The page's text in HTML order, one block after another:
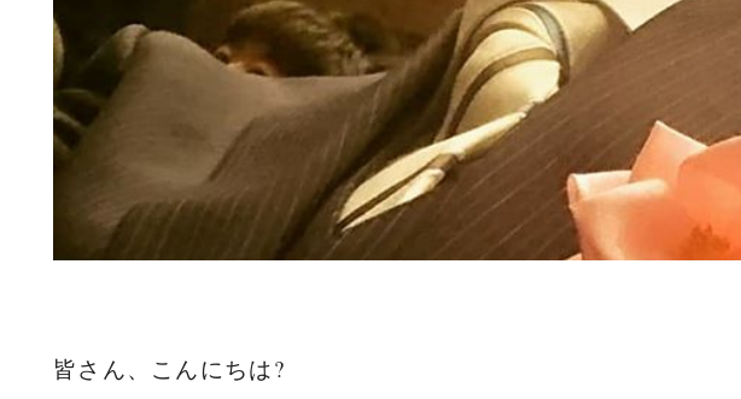
皆さん、こんにちは?